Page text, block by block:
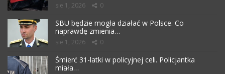
sie 1, 2026 0
SBU będzie mogła działać w Polsce. Co
naprawdę zmienia…
sie 1, 2026 0
Śmierć 31-latki w policyjnej celi. Policjantka
miała…